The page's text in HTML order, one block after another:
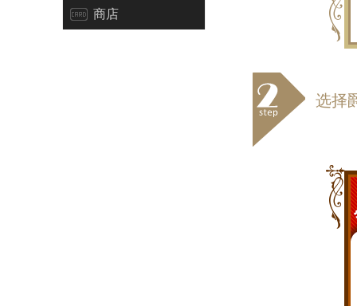
商店
选择